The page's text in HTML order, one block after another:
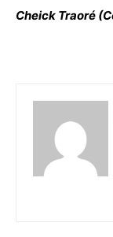
Cheick Traoré